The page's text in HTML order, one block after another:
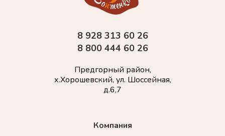
Компания
8 928 313 60 26
8 800 444 60 26
Предгорный район,
х.Хорошевский, ул. Шоссейная,
д.6,7